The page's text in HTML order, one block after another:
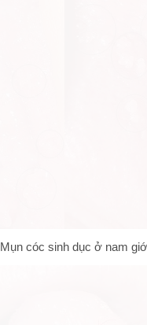
Mụn cóc sinh dục ở nam